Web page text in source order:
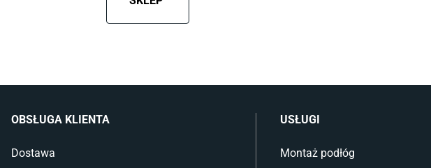
OBSŁUGA KLIENTA
Dostawa
USŁUGI
Montaż podłóg